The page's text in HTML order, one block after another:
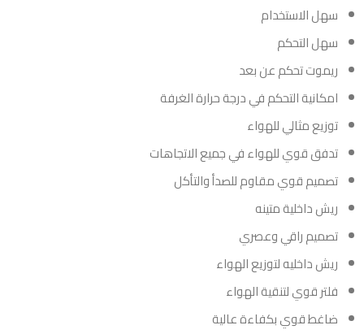
سهل الاستخدام
سهل التحكم
ريموت تحكم عن بعد
امكانية التحكم في درجة حرارة الغرفة
توزيع مثالي للهواء
تدفق قوي للهواء في جميع الاتجاهات
تصميم قوي مقاوم للصدأ والتأكل
ريش داخلية متينه
تصميم راقي وعصري
ريش داخليه لتوزيع الهواء
فلتر قوي لتنقية الهواء
ضاغط قوي بكفاءة عالية